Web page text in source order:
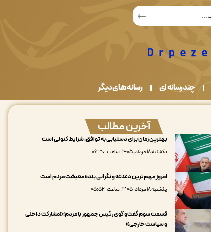
چندرسانه ای رسانه های دیگر
آخرین مطالب
بهترین زمان برای دستیابی به توافق، شرایط کنونی است
یکشنبه ۱۸ مرداد, ۱۴۰۵ | ساعت: ۰۶:۳۰
امروز مهم‌ترین دغدغه و نگرانی بنده معیشت مردم است
یکشنبه ۱۸ مرداد, ۱۴۰۵ | ساعت: ۰۵:۵۲
قسمت سوم گفت‌و گوی رئیس جمهور با مردم؛«مشارکت داخلی
و سیاست خارجی»